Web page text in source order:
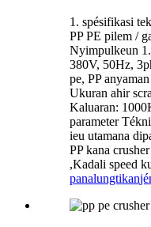
1. spésifikasi
PP PE pilem /
Nyimpulkeun
380V, 50Hz,
pe, PP
Ukuran ahir
Kaluaran:
parameter
ieu utamana
PP kana
,Kadali speed
panalungtikan